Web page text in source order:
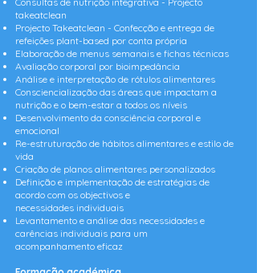
takeatclean
Projecto Takeatclean - Confecção e entrega de
refeições plant-based por conta própria
Elaboração de menus semanais e fichas técnicas
Avaliação corporal por bioimpedância
Análise e interpretação de rótulos alimentares
Consciencialização das áreas que impactam a
nutrição e o bem-estar a todos os níveis
Desenvolvimento da consciência corporal e
emocional
Re-estruturação de hábitos alimentares e estilo de
vida
Criação de planos alimentares personalizados
Definição e implementação de estratégias de
acordo com os objectivos e
necessidades individuais
Levantamento e análise das necessidades e
carências individuais para um
acompanhamento eficaz